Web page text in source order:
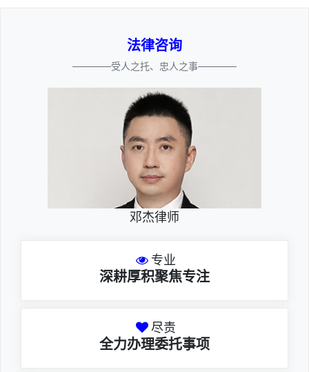
法律咨询
————受人之托、忠人之事————
邓杰律师
专业
深耕厚积聚焦专注
尽责
全力办理委托事项